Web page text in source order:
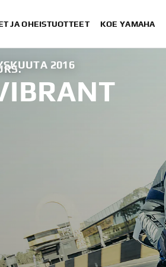
JA OHEISTUOTTEET KOE YAMAHA
2016